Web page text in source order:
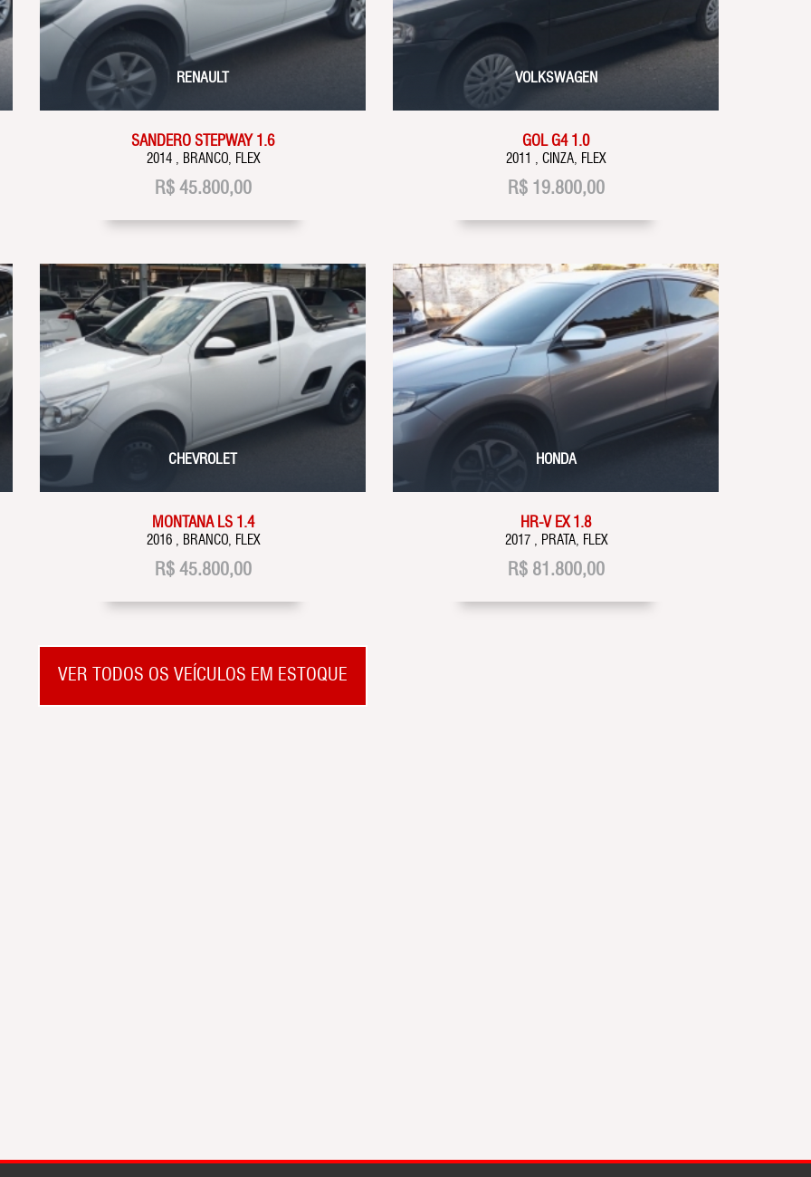
RENAULT
SANDERO STEPWAY 1.6
2014 , BRANCO, FLEX
R$45.800,00
VOLKSWAGEN
GOL G4 1.0
2011 , CINZA, FLEX
R$19.800,00
CHEVROLET
MONTANA LS 1.4
2016 , BRANCO, FLEX
R$45.800,00
HONDA
HR-V EX 1.8
2017 , PRATA, FLEX
R$81.800,00
VER TODOS OS VEÍCULOS EM ESTOQUE